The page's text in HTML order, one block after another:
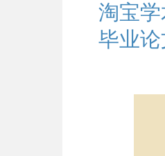
淘宝
毕业